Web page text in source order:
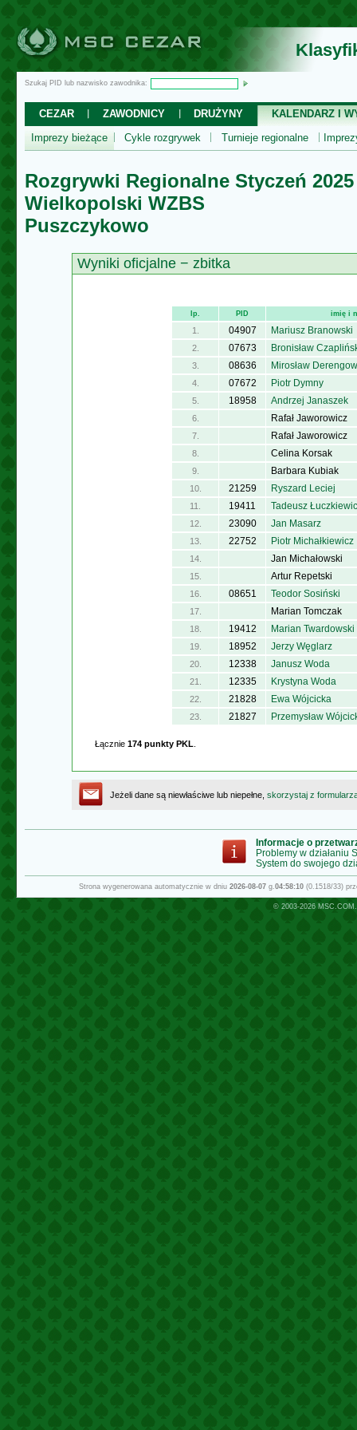
Szukaj PID lub nazwisko zawodnika:
CEZAR ZAWODNICY DRUŻYNY
KALENDARZ I
Imprezy bieżące
Cykle rozgrywek Turnieje regionalne
Rozgrywki Regionalne Styczeń 2025
Wielkopolski WZBS
Puszczykowo
Wyniki oficjalne − zbitka
lp. PID imię i
1. 04907 Mariusz Branowski
2. 07673 Bronisław
3. 08636 Mirosław
4. 07672 Piotr Dymny
5. 18958 Andrzej Janaszek
6. Rafał Jaworowicz
7. Rafał Jaworowicz
8. Celina Korsak
9. Barbara Kubiak
10. 21259 Ryszard Leciej
11. 19411 Tadeusz
12. 23090 Jan Masarz
13. 22752 Piotr Michałkiewicz
14. Jan Michałowski
15. Artur Repetski
16. 08651 Teodor Sosiński
17. Marian Tomczak
18. 19412 Marian Twardowski
19. 18952 Jerzy Węglarz
20. 12338 Janusz Woda
21. 12335 Krystyna Woda
22. 21828 Ewa Wójcicka
23. 21827 Przemysław
Łącznie 174 punkty PKL
Jeżeli dane są niewłaściwe lub niepełne, skorzystaj z
Informacje o
Problemy w działaniu
System do swojego
Strona wygenerowana automatycznie w dniu 2026-08-07 g.04:58:10 (0.1518/33)
© 2003-2026